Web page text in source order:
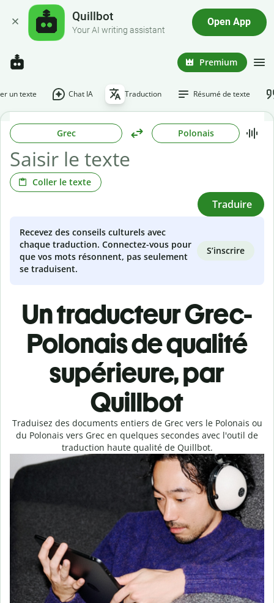
Quillbot
Your AI writing assistant
Open App
Premium
un texte Chat IA Traduction Résumé de texte
Grec Polonais
Coller le texte
Traduire
Recevez des conseils culturels avec
chaque traduction. Connectez-vous pour
que vos mots résonnent, pas seulement
se traduisent.
S’inscrire
Un traducteur Grec-
Polonais de qualité
supérieure, par
Quillbot
Traduisez des documents entiers de Grec vers le Polonais ou
du Polonais vers Grec en quelques secondes avec l'outil de
traduction haute qualité de Quillbot.